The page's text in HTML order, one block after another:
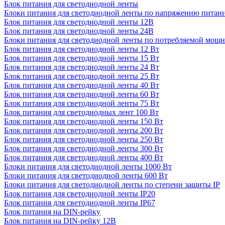
Блок питания для светодиодной ленты
Блоки питания для светодиодной ленты по напряжению
Блок питания для светодиодной ленты 12В
Блок питания для светодиодной ленты 24В
Блоки питания для светодиодной ленты по потребляемой
Блок питания для светодиодной ленты 12 Вт
Блок питания для светодиодной ленты 15 Вт
Блок питания для светодиодной ленты 24 Вт
Блок питания для светодиодной ленты 25 Вт
Блок питания для светодиодной ленты 40 Вт
Блок питания для светодиодной ленты 60 Вт
Блок питания для светодиодной ленты 75 Вт
Блок питания для светодиодных лент 100 Вт
Блок питания для светодиодной ленты 150 Вт
Блок питания для светодиодной ленты 200 Вт
Блок питания для светодиодной ленты 250 Вт
Блок питания для светодиодной ленты 300 Вт
Блок питания для светодиодной ленты 400 Вт
Блоки питания для светодиодной ленты 1000 Вт
Блоки питания для светодиодной ленты 600 Вт
Блоки питания для светодиодной ленты по степени защиты IP
Блок питания для светодиодной ленты IP20
Блок питания для светодиодной ленты IP67
Блок питания на DIN-рейку
Блок питания на DIN-рейку 12В